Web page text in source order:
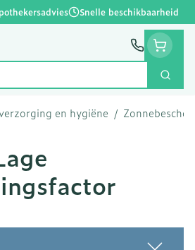
Snelle beschikbaarheid
Zoek
en hygiëne /